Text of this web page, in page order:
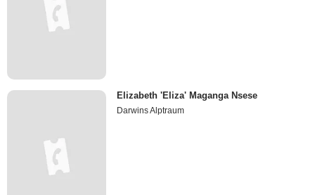
Elizabeth 'Eliza' Maganga Nsese
Darwins Alptraum